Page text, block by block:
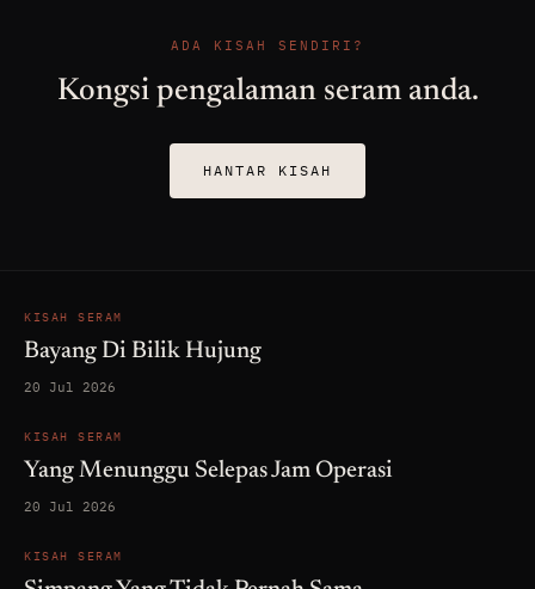
ADA KISAH SENDIRI?
Kongsi pengalaman seram anda.
HANTAR KISAH
KISAH SERAM
Bayang Di Bilik Hujung
20 Jul 2026
KISAH SERAM
Yang Menunggu Selepas Jam Operasi
20 Jul 2026
KISAH SERAM